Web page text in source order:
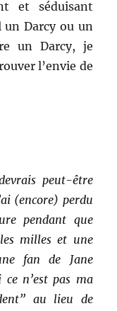
et séduisant
un Darcy ou un
un Darcy, je
l’envie de
peut-être
(encore) perdu
pendant que
milles et une
fan de Jane
ce n’est pas ma
au lieu de